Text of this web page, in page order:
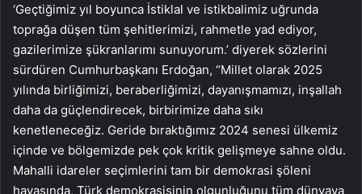
‘Geçtiğimiz yıl boyunca İstiklal ve istikbalimiz uğrunda
toprağa düşen tüm şehitlerimizi, rahmetle yad ediyor,
gazilerimize şükranlarımı sunuyorum.’ diyerek sözlerini
sürdüren Cumhurbaşkanı Erdoğan, “Millet olarak 2025
yılında birliğimizi, beraberliğimizi, dayanışmamızı, inşallah
daha da güçlendirecek, birbirimize daha sıkı
kenetleneceğiz. Geride bıraktığımız 2024 senesi ülkemiz
içinde ve bölgemizde pek çok kritik gelişmeye sahne oldu.
Mahalli idareler seçimlerini tam bir demokrasi şöleni
havasında, Türk demokrasisinin olgunluğunu tüm dünyaya